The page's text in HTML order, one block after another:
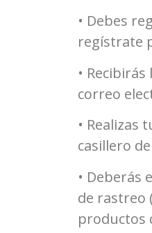
• Debes
regístrate
•
correo
• Realizas
casillero
• Deberás
de rastreo
productos